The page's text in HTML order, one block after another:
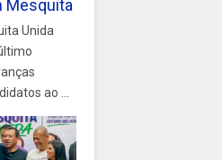
Mesquita
Unida
ao ...